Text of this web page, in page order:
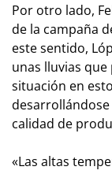
Por otro lado,
de la campaña
este sentido,
unas lluvias
situación en
calidad de
«Las altas